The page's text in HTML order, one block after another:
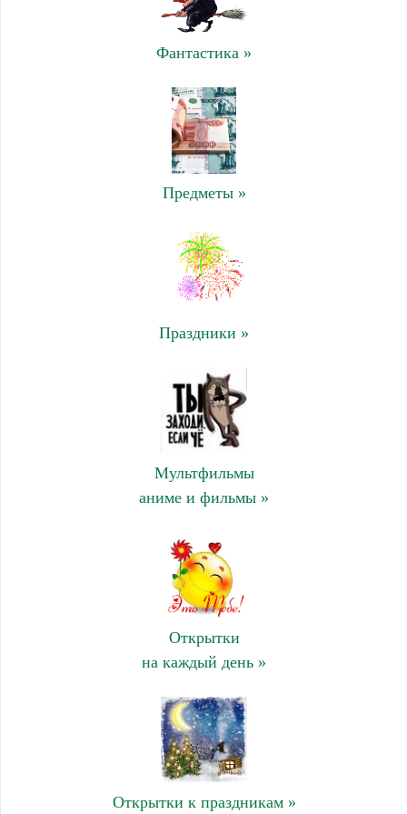
Фантастика »
Предметы »
Праздники »
Мультфильмы
аниме и фильмы »
Открытки
на каждый день »
Открытки к праздникам »